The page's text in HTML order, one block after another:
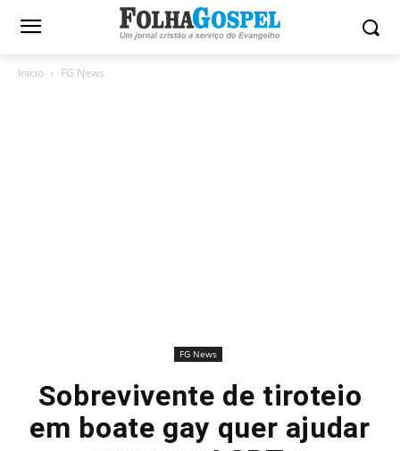
Início FG News
FG News
Sobrevivente de tiroteio
em boate gay quer ajudar